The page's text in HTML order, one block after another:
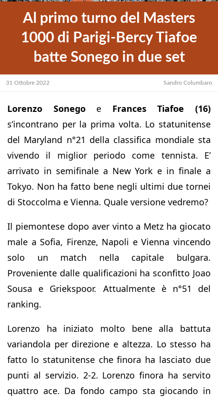
Al primo turno del Masters
1000 di Parigi-Bercy Tiafoe
batte Sonego in due set
31 Ottobre 2022 Sandro Columbaro
Lorenzo Sonegoe Frances Tiafoe (16)
s’incontrano per la prima volta. Lo statunitense
del Maryland n°21 della classifica mondiale sta
vivendo il miglior periodo come tennista. E’
arrivato in semifinale a New York e in finale a
Tokyo. Non ha fatto bene negli ultimi due tornei
di Stoccolma e Vienna. Quale versione vedremo?
Il piemontese dopo aver vinto a Metz ha giocato
male a Sofia, Firenze, Napoli e Vienna vincendo
solo un match nella capitale bulgara.
Proveniente dalle qualificazioni ha sconfitto Joao
Sousa e Griekspoor. Attualmente è n°51 del
ranking.
Lorenzo ha iniziato molto bene alla battuta
variandola per direzione e altezza. Lo stesso ha
fatto lo statunitense che finora ha lasciato due
punti al servizio. 2-2. Lorenzo finora ha servito
quattro ace. Da fondo campo sta giocando in